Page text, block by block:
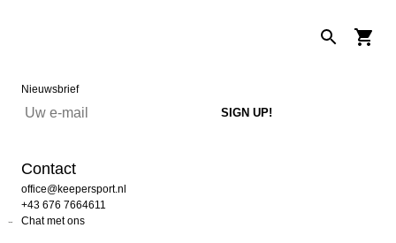
Nieuwsbrief
Contact
office@keepersport.nl
+43 676 7664611
Chat met ons